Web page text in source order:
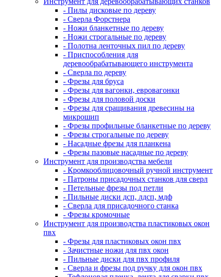
- Пилы дисковые по дереву
- Сверла Форстнера
- Ножи бланкетные по дереву
- Ножи строгальные по дереву
- Полотна ленточных пил по дереву
- Приспособления для
деревообрабатывающего инструмента
- Сверла по дереву
- Фрезы для бруса
- Фрезы для вагонки, евровагонки
- Фрезы для половой доски
- Фрезы для сращивания древесины на
микрошип
- Фрезы профильные бланкетные по дереву
- Фрезы строгальные по дереву
- Насадные фрезы для планкена
- Фрезы пазовые насадные по дереву
Инструмент для производства мебели
- Кромкооблицовочный ручной инструмент
- Патроны присадочных станков для сверл
- Петельные фрезы под петли
- Пильные диски дсп, лдсп, мдф
- Сверла для присадочного станка
- Фрезы кромочные
Инструмент для производства пластиковых окон
пвх
- Фрезы для пластиковых окон пвх
- Зачистные ножи для пвх окон
- Пильные диски для пвх профиля
- Сверла и фрезы под ручку для окон пвх